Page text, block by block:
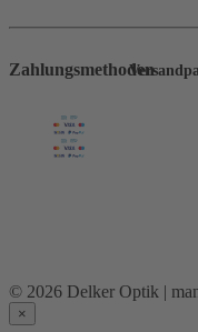
Zahlungsmethoden
© 2026 Delker Optik |
×